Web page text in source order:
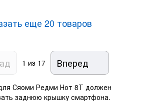
еще 20 товаров
1 из 17 Вперед
Сяоми Редми Нот 8Т должен
заднюю крышку смартфона.